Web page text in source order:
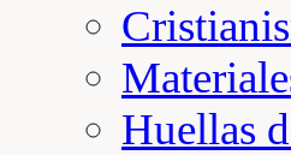
Huellas